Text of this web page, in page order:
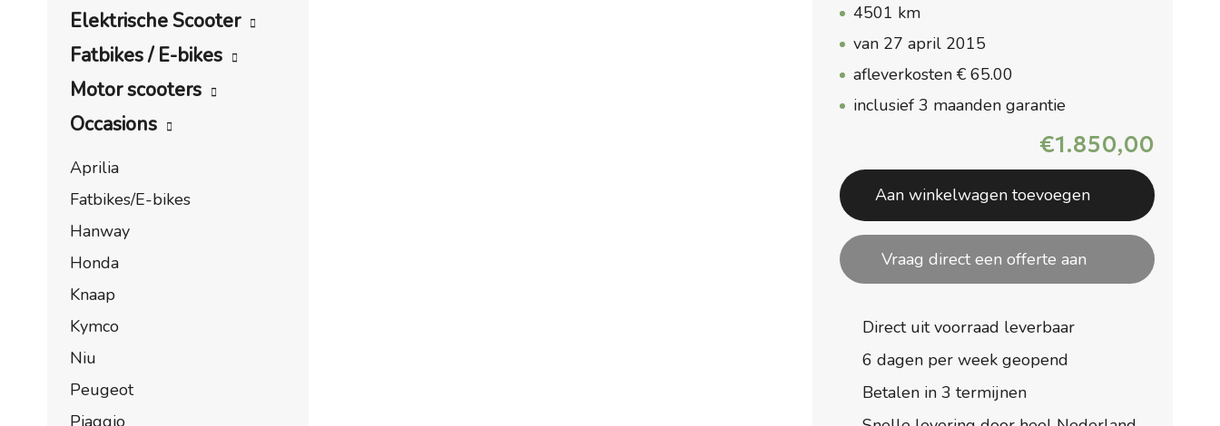
Elektrische Scooter
Fatbikes / E-bikes
Motor scooters
Occasions
Aprilia
Fatbikes/E-bikes
Hanway
Honda
Knaap
Kymco
Niu
Peugeot
Piaggio
4501 km
van 27 april 2015
afleverkosten € 65.00
inclusief 3 maanden garantie
€1.850,00
Aan winkelwagen toevoegen
Vraag direct een offerte aan
Direct uit voorraad leverbaar
6 dagen per week geopend
Betalen in 3 termijnen